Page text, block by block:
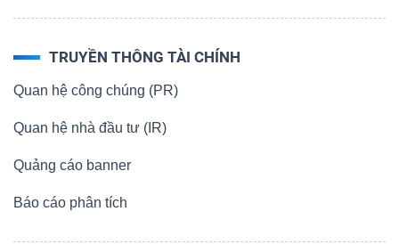
TRUYỀN THÔNG TÀI CHÍNH
Quan hệ công chúng (PR)
Quan hệ nhà đầu tư (IR)
Quảng cáo banner
Báo cáo phân tích